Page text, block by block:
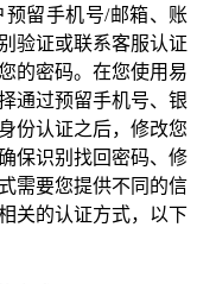
预留手机号/邮箱、账
验证或联系客服认证
的密码。在您使用易
通过预留手机号、银
份认证之后，修改您
保识别找回密码、修
需要您提供不同的信
关的认证方式，以下